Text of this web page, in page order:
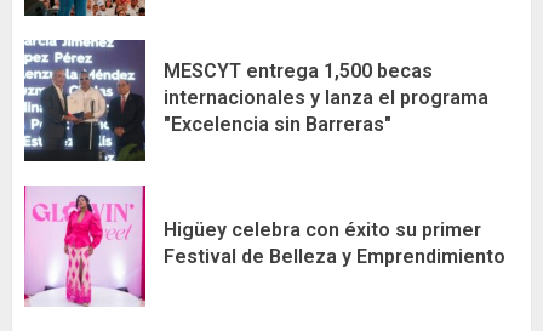
MESCYT entrega 1,500 becas
internacionales y lanza el programa
"Excelencia sin Barreras"
Higüey celebra con éxito su primer
Festival de Belleza y Emprendimiento